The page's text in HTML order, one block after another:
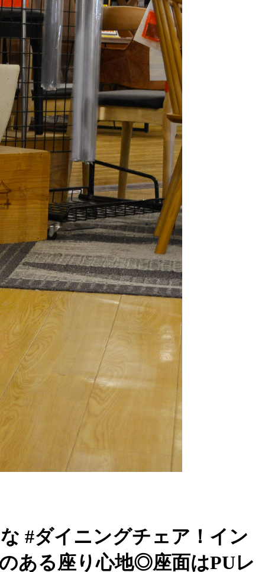
#ダイニングチェア！イン
ある座り心地◎座面はPUレ